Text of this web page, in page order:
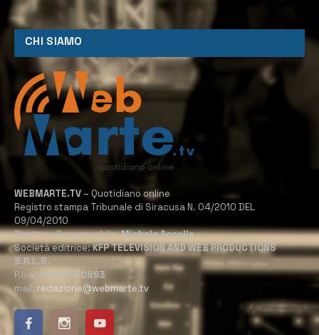
CHI SIAMO
WEBMARTE.TV – Quotidiano online
Registro stampa Tribunale di Siracusa N. 04/2010 DEL
09/04/2010
Direttore Responsabile:Michele Accolla
Società editrice:KFP TELEVISION AND WEB PRODUCTIONS
S.R.L.S.
P.Iva: 02184950893
mail: redazione@webmarte.tv